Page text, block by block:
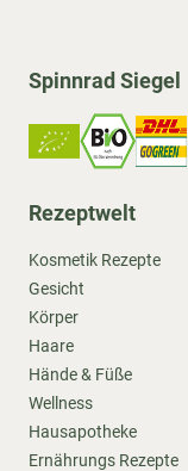
Spinnrad Siegel
Rezeptwelt
Kosmetik Rezepte
Gesicht
Körper
Haare
Hände & Füße
Wellness
Hausapotheke
Ernährungs Rezepte